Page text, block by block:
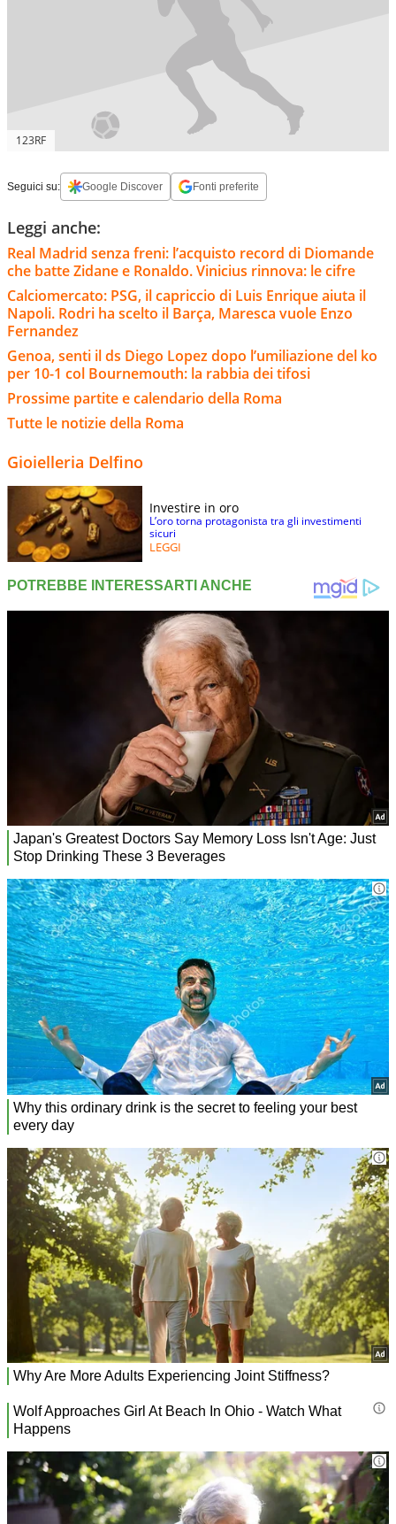
123RF
Seguici su: Google Discover Fonti preferite
Leggi anche:
Real Madrid senza freni: l’acquisto record di Diomande
che batte Zidane e Ronaldo. Vinicius rinnova: le cifre
Calciomercato: PSG, il capriccio di Luis Enrique aiuta il
Napoli. Rodri ha scelto il Barça, Maresca vuole Enzo
Fernandez
Genoa, senti il ds Diego Lopez dopo l’umiliazione del ko
per 10-1 col Bournemouth: la rabbia dei tifosi
Prossime partite e calendario della Roma
Tutte le notizie della Roma
Gioielleria Delfino
Investire in oro
L’oro torna protagonista tra gli investimenti
sicuri
LEGGI